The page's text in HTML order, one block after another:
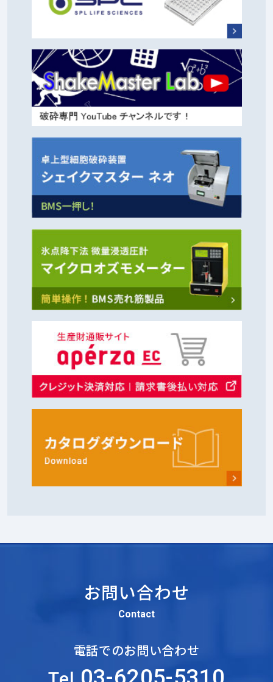
お問い合わせ
Contact
電話でのお問い合わせ